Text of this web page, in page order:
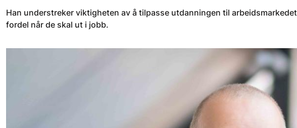
Han understreker viktigheten av å tilpasse utdanningen til
fordel når de skal ut i jobb.